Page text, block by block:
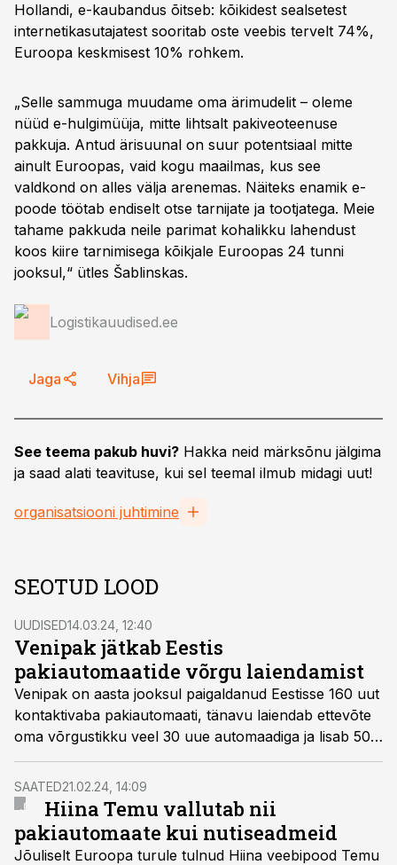
Hollandi, e-kaubandus õitseb: kõikidest sealsetest
internetikasutajatest sooritab oste veebis tervelt 74%,
Euroopa keskmisest 10% rohkem.
„Selle sammuga muudame oma ärimudelit – oleme
nüüd e-hulgimüüja, mitte lihtsalt pakiveoteenuse
pakkuja. Antud ärisuunal on suur potentsiaal mitte
ainult Euroopas, vaid kogu maailmas, kus see
valdkond on alles välja arenemas. Näiteks enamik e-
poode töötab endiselt otse tarnijate ja tootjatega. Meie
tahame pakkuda neile parimat kohalikku lahendust
koos kiire tarnimisega kõikjale Euroopas 24 tunni
jooksul,“ ütles Šablinskas.
Logistikauudised.ee
Jaga Vihja
See teema pakub huvi? Hakka neid märksõnu jälgima
ja saad alati teavituse, kui sel teemal ilmub midagi uut!
organisatsiooni juhtimine
SEOTUD LOOD
UUDISED14.03.24, 12:40
Venipak jätkab Eestis
pakiautomaatide võrgu laiendamist
Venipak on aasta jooksul paigaldanud Eestisse 160 uut
kontaktivaba pakiautomaati, tänavu laiendab ettevõte
oma võrgustikku veel 30 uue automaadiga ja lisab 50
olemasolevale juurde lisakappe.
SAATED21.02.24, 14:09
Hiina Temu vallutab nii
pakiautomaate kui nutiseadmeid
Jõuliselt Euroopa turule tulnud Hiina veebipood Temu